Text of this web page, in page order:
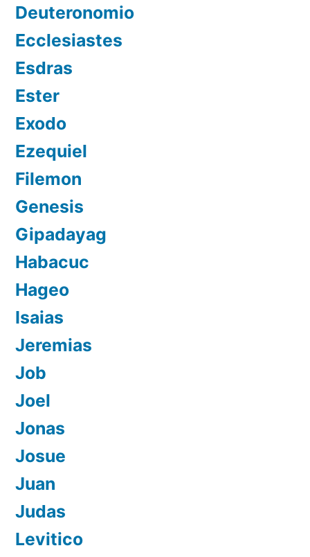
Deuteronomio
Ecclesiastes
Esdras
Ester
Exodo
Ezequiel
Filemon
Genesis
Gipadayag
Habacuc
Hageo
Isaias
Jeremias
Job
Joel
Jonas
Josue
Juan
Judas
Levitico